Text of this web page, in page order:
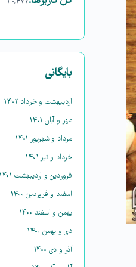
بایگانی
اردیبهشت و خرداد ۱۴۰۲
مهر و آبان ۱۴۰۱
مرداد و شهریور ۱۴۰۱
خرداد و تیر ۱۴۰۱
فروردین و اردیبهشت ۱۴۰۱
اسفند و فروردین ۱۴۰۰
بهمن و اسفند ۱۴۰۰
دی و بهمن ۱۴۰۰
آذر و دی ۱۴۰۰